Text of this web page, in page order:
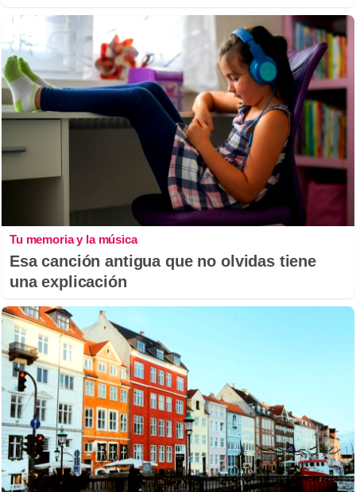
Tu memoria y la música
Esa canción antigua que no olvidas tiene
una explicación